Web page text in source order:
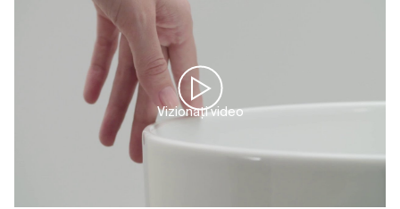
Vizionați video